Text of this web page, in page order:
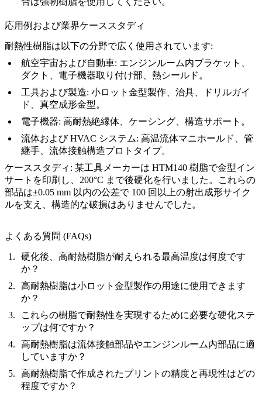
応用例および業界ケーススタディ
耐熱性樹脂は以下の分野で広く使用されています:
航空宇宙および自動車: エンジンルーム内ブラケット、
ダクト、電子機器取り付け部、熱シールド。
工具および製造: 小ロット金型製作、治具、ドリルガイ
ド、真空成形金型。
電子機器: 高耐熱絶縁体、ケーシング、構造サポート。
流体および HVAC システム: 高温流体マニホールド、管
継手、流体接触構造プロトタイプ。
ケーススタディ: 某工具メーカーは HTM140 樹脂で金型イン
サートを印刷し、200°C まで後硬化を行いました。これらの
部品は±0.05 mm 以内の公差で 100 回以上の射出成形サイク
ルを支え、構造的な破損はありませんでした。
よくある質問 (FAQs)
硬化後、高耐熱樹脂が耐えられる最高温度は何度です
か？
高耐熱樹脂は小ロット金型製作の用途に使用できます
か？
これらの樹脂で耐熱性を実現するために必要な硬化ステ
ップは何ですか？
高耐熱樹脂は流体接触部品やエンジンルーム内部品に適
していますか？
高耐熱樹脂で作成されたプリントの精度と再現性はどの
程度ですか？